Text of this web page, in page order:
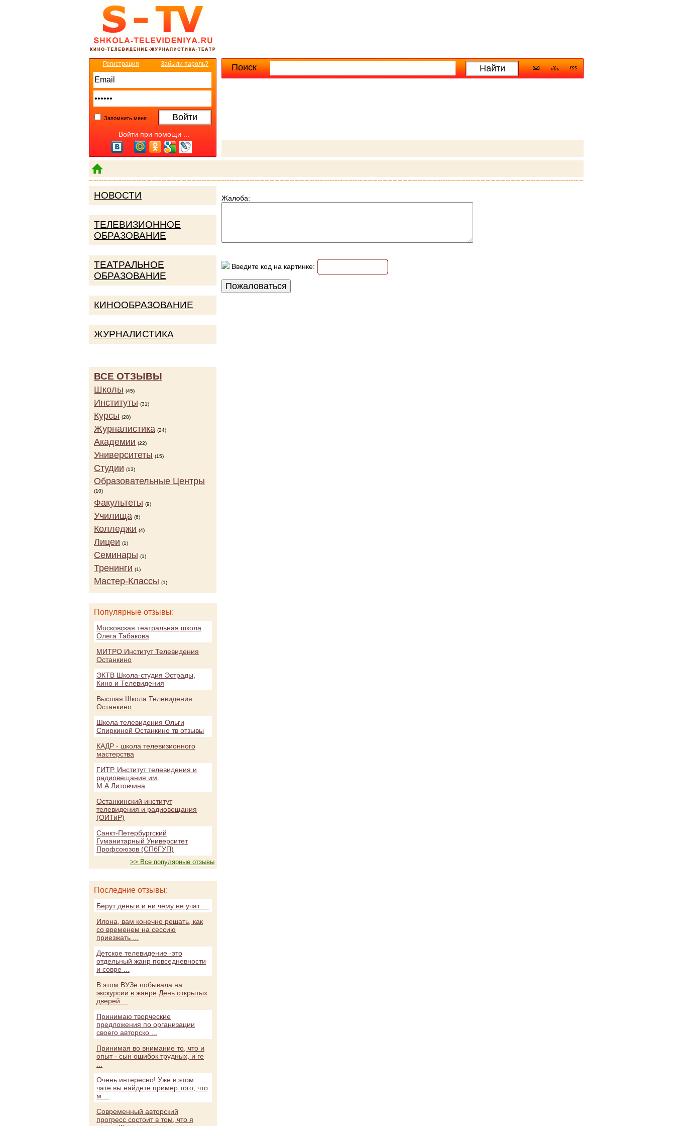
Поиск
Расширенный поиск
Регистрация Забыли пароль?
Запомнить меня
Войти при помощи ...
Жалоба:
Введите код на картинке:
НОВОСТИ
ТЕЛЕВИЗИОННОЕ
ОБРАЗОВАНИЕ
ТЕАТРАЛЬНОЕ
ОБРАЗОВАНИЕ
КИНООБРАЗОВАНИЕ
ЖУРНАЛИСТИКА
ВСЕ ОТЗЫВЫ
Школы (45)
Институты (31)
Курсы (28)
Журналистика (24)
Академии (22)
Университеты (15)
Студии (13)
Образовательные Центры
(10)
Факультеты (9)
Училища (6)
Колледжи (4)
Лицеи (1)
Семинары (1)
Тренинги (1)
Мастер-Классы (1)
Популярные отзывы:
Московская театральная школа
Олега Табакова
МИТРО Институт Телевидения
Останкино
ЭКТВ Школа-студия Эстрады,
Кино и Телевидения
Высшая Школа Телевидения
Останкино
Школа телевидения Ольги
Спиркиной Останкино тв отзывы
КАДР - школа телевизионного
мастерства
ГИТР. Институт телевидения и
радиовещания им.
М.А.Литовчина.
Останкинский институт
телевидения и радиовещания
(ОИТиР)
Санкт-Петербургский
Гуманитарный Университет
Профсоюзов (СПбГУП)
>> Все популярные отзывы
Последние отзывы:
Берут деньги и ни чему не учат. ...
Илона, вам конечно решать, как
со временем на сессию
приезжать ...
Детское телевидение -это
отдельный жанр повседневности
и совре ...
В этом ВУЗе побывала на
экскурсии в жанре День открытых
дверей ...
Принимаю творческие
предложения по организации
своего авторско ...
Принимая во внимание то, что и
опыт - сын ошибок трудных, и ге
Очень интересно! Уже в этом
чате вы найдете пример того, что
м ...
Современный авторский
прогресс состоит в том, что я